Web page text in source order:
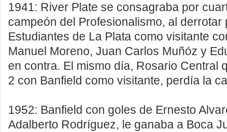
1941: River Plate se consagraba por
campeón del Profesionalismo, al derrotar
Estudiantes de La Plata como visitante
Manuel Moreno, Juan Carlos Muñóz y
en contra. El mismo día, Rosario Central
2 con Banfield como visitante, perdía la
1952: Banfield con goles de Ernesto
Adalberto Rodríguez, le ganaba a Boca